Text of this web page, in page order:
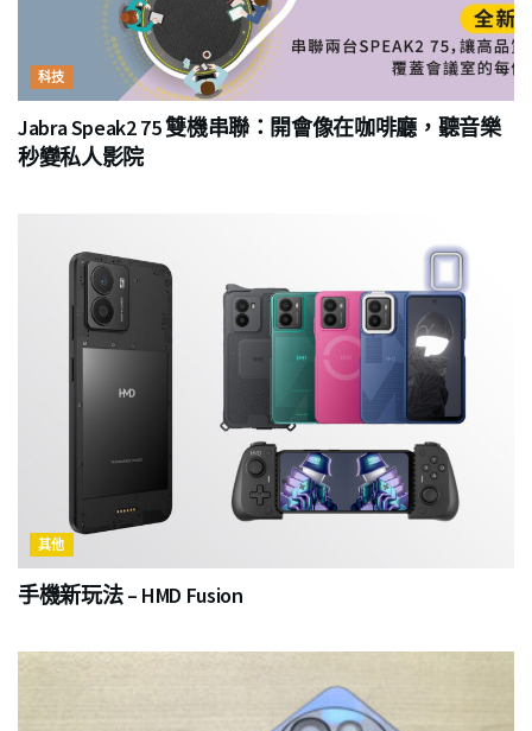
科技
Jabra Speak2 75 雙機串聯：開會像在咖啡廳，聽音樂
秒變私人影院
其他
手機新玩法 – HMD Fusion